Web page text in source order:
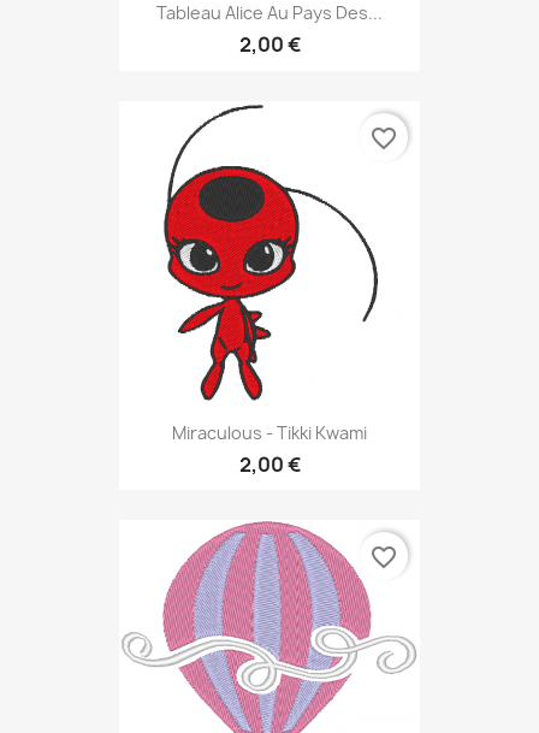
Tableau Alice Au Pays Des...
2,00 €
Miraculous - Tikki Kwami
2,00 €
favorite_border
favorite_border